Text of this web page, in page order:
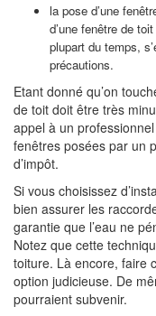
la pose d’une
d’une fenêtre de
plupart du temps,
précautions.
Etant donné qu’on
de toit doit être très
appel à un
fenêtres posées par un
d’impôt.
Si vous choisissez
bien assurer les
garantie que l’eau ne
Notez que cette
toiture. Là encore, faire
option judicieuse. De
pourraient subvenir.